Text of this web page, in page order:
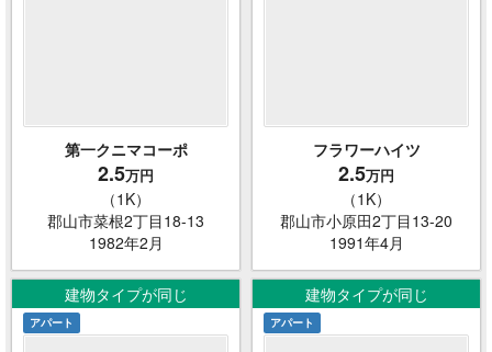
第一クニマコーポ
2.5万円
（1K）
郡山市菜根2丁目18-13
1982年2月
フラワーハイツ
2.5万円
（1K）
郡山市小原田2丁目13-20
1991年4月
建物タイプが同じ
アパート
建物タイプが同じ
アパート